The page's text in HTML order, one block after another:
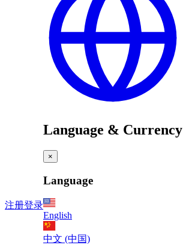
注册登录
Language & Currency
×
Language
English
中文 (中国)